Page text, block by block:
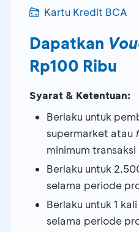
Kartu Kredit BCA
Dapatkan
Rp100 Ribu
Syarat & Ketentuan:
Berlaku untuk
supermarket atau
minimum transaksi
Berlaku untuk
selama periode
Berlaku untuk 1
selama periode